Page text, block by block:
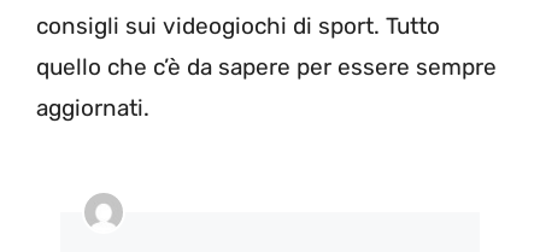
consigli sui videogiochi di sport. Tutto
quello che c’è da sapere per essere sempre
aggiornati.